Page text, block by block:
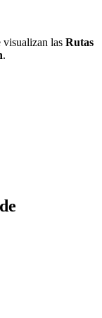
visualizan las Rutas
.